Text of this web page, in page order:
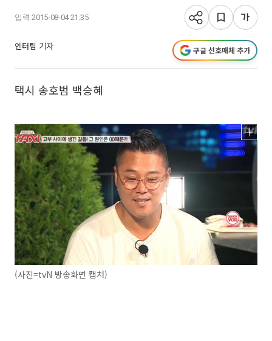
입력 2015-08-04 21:35
엔터팀 기자 구글 선호매체 추가
택시 송호범 백승혜
(사진=tvN 방송화면 캡처)